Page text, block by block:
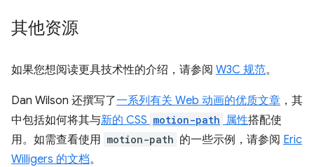
其他资源
如果您想阅读更具技术性的介绍，请参阅 W3C 规范。
Dan Wilson 还撰写了一系列有关 Web 动画的优质文章 ，其
中包括如何将其与新的 CSS motion-path 属性搭配使
用。如需查看使用 motion-path 的一些示例，请参阅 Eric
Willigers 的文档。